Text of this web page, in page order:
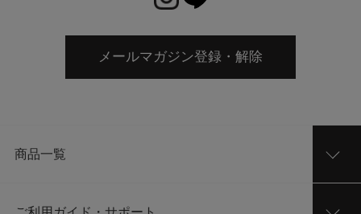
メールマガジン登録・解除
商品一覧